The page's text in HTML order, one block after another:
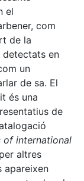
el
com
de la
detectats en
un
de sa. El
és una
de
of international
altres
apareixen